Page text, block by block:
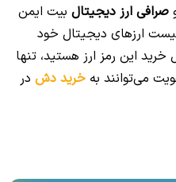
صرافی ارز دیجیتال بیت ایمن
ارزهای دیجیتال خود
این رمز ارز هستید، تنها
می‌توانند به خرید دش در